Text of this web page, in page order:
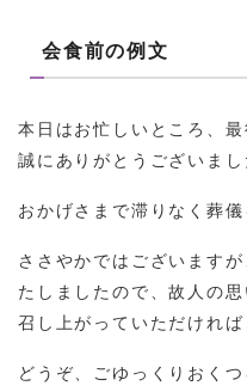
会食前の例文
本日はお忙しいところ、
誠にありがとうございまし
おかげさまで滞りなく葬
ささやかではございます
たしましたので、故人の
召し上がっていただければ
どうぞ、ごゆっくりおくつ